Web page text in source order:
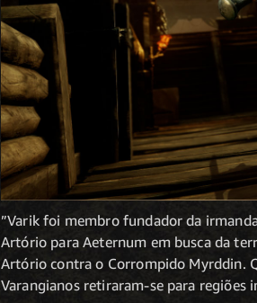
”Varik foi membro fundador da
Artório para Aeternum em busca da
Artório contra o Corrompido Myrddin.
Varangianos retiraram-se para regiões